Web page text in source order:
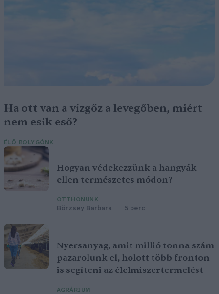
Ha ott van a vízgőz a levegőben, miért
nem esik eső?
ÉLŐ BOLYGÓNK
Hogyan védekezzünk a hangyák
ellen természetes módon?
OTTHONUNK
Börzsey Barbara 5 perc
Nyersanyag, amit millió tonna szám
pazarolunk el, holott több fronton
is segíteni az élelmiszertermelést
AGRÁRIUM